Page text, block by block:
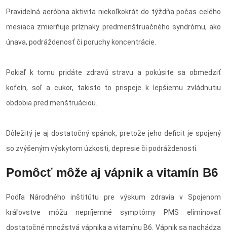
Pravidelná aeróbna aktivita niekoľkokrát do týždňa počas celého
mesiaca zmierňuje príznaky predmenštruačného syndrómu, ako
únava, podráždenosť či poruchy koncentrácie.
Pokiaľ k tomu pridáte zdravú stravu a pokúsite sa obmedziť
kofeín, soľ a cukor, takisto to prispeje k lepšiemu zvládnutiu
obdobia pred menštruáciou.
Dôležitý je aj dostatočný spánok, pretože jeho deficit je spojený
so zvýšeným výskytom úzkosti, depresie či podráždenosti.
Pomôcť môže aj vápnik a vitamín B6
Podľa Národného inštitútu pre výskum zdravia v Spojenom
kráľovstve môžu nepríjemné symptómy PMS eliminovať
dostatočné množstvá vápnika a vitamínu B6. Vápnik sa nachádza